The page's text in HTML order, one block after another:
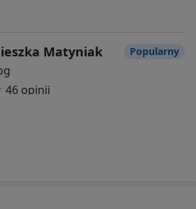
Matyniak
46 opinii
Popularny